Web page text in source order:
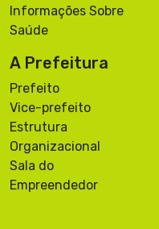
Informações Sobre
Saúde
A Prefeitura
Prefeito
Vice-prefeito
Estrutura
Organizacional
Sala do
Empreendedor